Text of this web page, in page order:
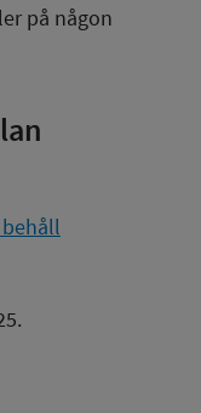
på någon